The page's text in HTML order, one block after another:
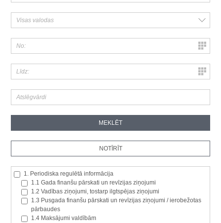
1. Periodiska regulētā informācija
1.1 Gada finanšu pārskati un revīzijas ziņojumi
1.2 Vadības ziņojumi, tostarp ilgtspējas ziņojumi
1.3 Pusgada finanšu pārskati un revīzijas ziņojumi / ierobežotas
pārbaudes
1.4 Maksājumi valdībām